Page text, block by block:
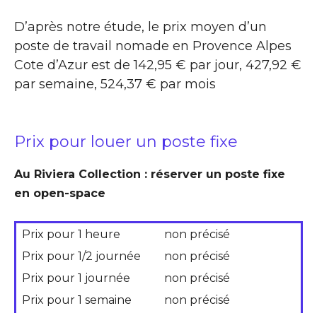
D’après notre étude, le prix moyen d’un
poste de travail nomade en Provence Alpes
Cote d’Azur est de 142,95 € par jour, 427,92 €
par semaine, 524,37 € par mois
Prix pour louer un poste fixe
Au Riviera Collection : réserver un poste fixe
en open-space
Prix pour 1 heure
non précisé
Prix pour 1/2 journée
non précisé
Prix pour 1 journée
non précisé
Prix pour 1 semaine
non précisé